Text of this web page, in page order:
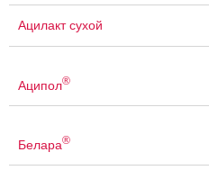
Ацилакт сухой
Аципол®
Белара®